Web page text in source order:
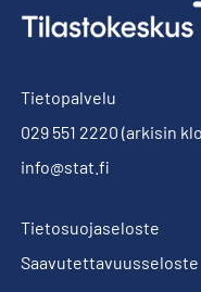
Tietopalvelu
029 551 2220 (arkisin
info@stat.fi
Tietosuojaseloste
Saavutettavuusseloste